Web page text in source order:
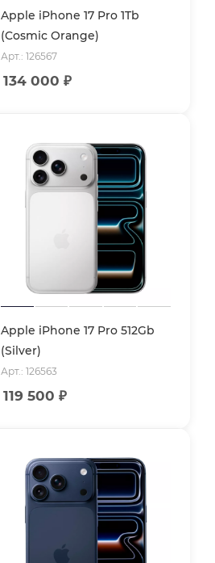
Apple iPhone 17 Pro 1Tb
(Cosmic Orange)
Арт.: 126567
134 000 ₽
Apple iPhone 17 Pro 512Gb
(Silver)
Арт.: 126563
119 500 ₽